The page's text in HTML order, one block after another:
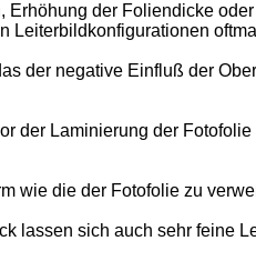
der Foliendicke
der negative Einfluß der
der Laminierung der
wie die der Fotofolie zu
lassen sich auch sehr feine